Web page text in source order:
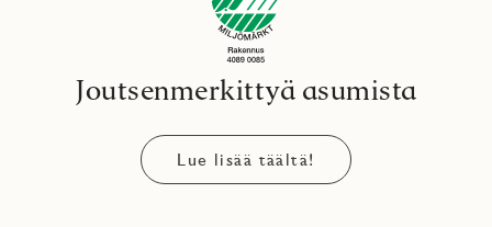
Joutsenmerkittyä asumista
Lue lisää täältä!